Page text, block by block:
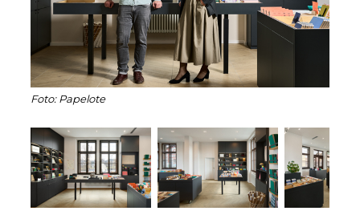
Foto: Papelote